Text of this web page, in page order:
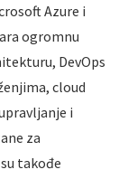
Azure i
ogromnu
DevOps
cloud
i
za
takođe